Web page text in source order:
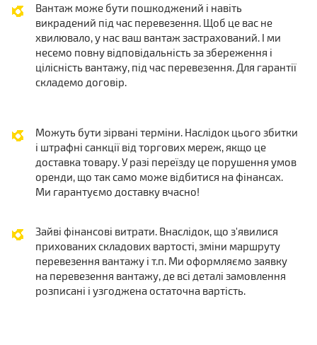
Вантаж може бути пошкоджений і навіть
викрадений під час перевезення. Щоб це вас не
хвилювало, у нас ваш вантаж застрахований. І ми
несемо повну відповідальність за збереження і
цілісність вантажу, під час перевезення. Для гарантії
складемо договір.
Можуть бути зірвані терміни. Наслідок цього збитки
і штрафні санкції від торгових мереж, якщо це
доставка товару. У разі переїзду це порушення умов
оренди, що так само може відбитися на фінансах.
Ми гарантуємо доставку вчасно!
Зайві фінансові витрати. Внаслідок, що з'явилися
прихованих складових вартості, зміни маршруту
перевезення вантажу і т.п. Ми оформляємо заявку
на перевезення вантажу, де всі деталі замовлення
розписані і узгоджена остаточна вартість.